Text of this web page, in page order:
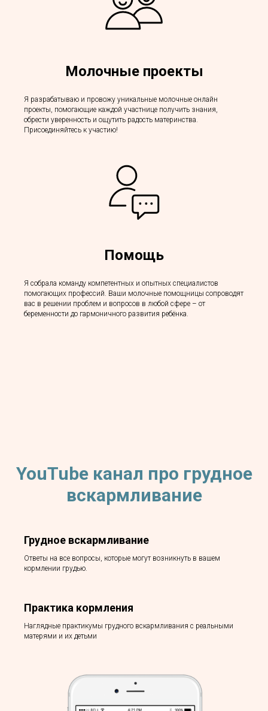
Молочные проекты
Я разрабатываю и провожу уникальные молочные онлайн
проекты, помогающие каждой участнице получить знания,
обрести уверенность и ощутить радость материнства.
Присоединяйтесь к участию!
Помощь
Я собрала команду компетентных и опытных специалистов
помогающих профессий. Ваши молочные помощницы сопроводят
вас в решении проблем и вопросов в любой сфере – от
беременности до гармоничного развития ребёнка.
YouTube канал про грудное
вскармливание
Грудное вскармливание
Ответы на все вопросы, которые могут возникнуть в вашем
кормлении грудью.
Практика кормления
Наглядные практикумы грудного вскармливания с реальными
матерями и их детьми